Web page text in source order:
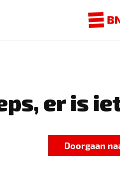
er is
Doorgaan